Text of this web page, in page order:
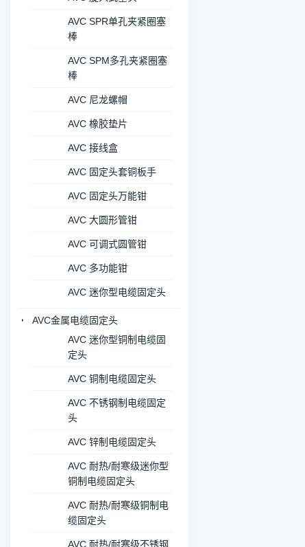
AVC SPR单孔夹紧圈塞
棒
AVC SPM多孔夹紧圈塞
棒
AVC 尼龙螺帽
AVC 橡胶垫片
AVC 接线盒
AVC 固定头套铜板手
AVC 固定头万能钳
AVC 大圆形管钳
AVC 可调式圆管钳
AVC 多功能钳
AVC 迷你型电缆固定头
AVC金属电缆固定头
AVC 迷你型铜制电缆固
定头
AVC 铜制电缆固定头
AVC 不锈钢制电缆固定
头
AVC 锌制电缆固定头
AVC 耐热/耐寒级迷你型
铜制电缆固定头
AVC 耐热/耐寒级铜制电
缆固定头
AVC 耐热/耐寒级不锈钢